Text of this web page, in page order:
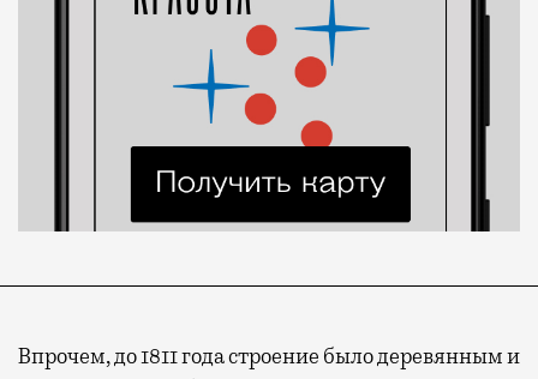
Впрочем, до 1811 года строение было деревянным и